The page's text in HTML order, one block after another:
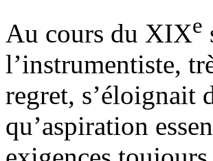
Au cours du XIXe
l’instrumentiste,
regret, s’éloignait
qu’aspiration